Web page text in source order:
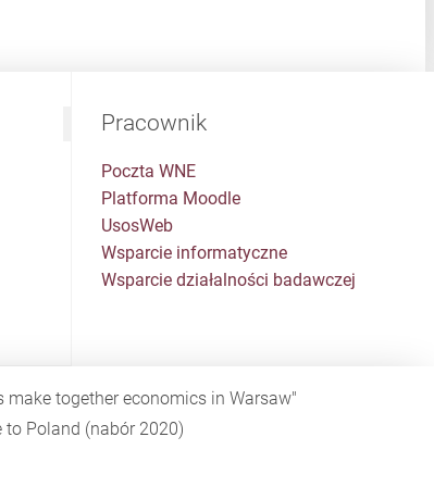
Pracownik
Poczta WNE
Platforma Moodle
UsosWeb
Wsparcie informatyczne
Wsparcie działalności badawczej
make together economics in Warsaw"
to Poland (nabór 2020)